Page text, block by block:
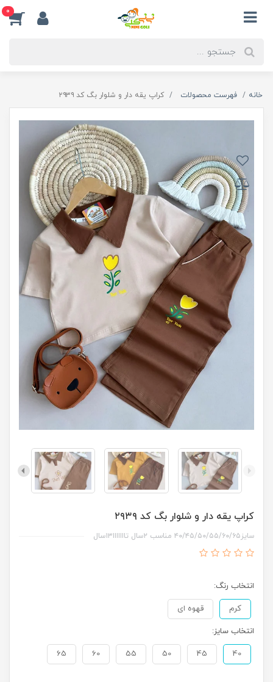
0
خانه فهرست محصولات کراپ یقه دار و شلوار بگ کد ۲۹۳۹
کراپ یقه دار و شلوار بگ کد ۲۹۳۹
سایز۴۰/۴۵/۵۰/۵۵/۶۰/۶۵ مناسب ۲سال تااااااا۱۳سال
انتخاب رنگ:
کرم قهوه ای
انتخاب سایز:
40
45
50
55
60
65